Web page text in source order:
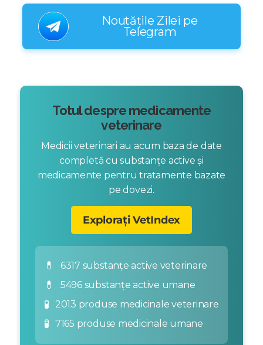
Noutățile Zilei pe
Telegram
Totul despre medicamente
veterinare
Medicii veterinari au acum baza de date
completă cu substanțe active și
medicamente pentru tratamente bazate
pe dovezi.
Explorați VetIndex
💊 6317 substanțe active veterinare
💊 5496 substanțe active umane
🧪 2013 produse medicinale veterinare
🧪 7165 produse medicinale umane